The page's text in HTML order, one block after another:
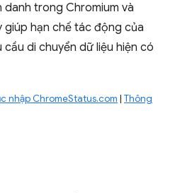
trong Chromium và
giúp hạn chế tác động của
cầu di chuyển dữ liệu hiện có
nhập ChromeStatus.com | Thông